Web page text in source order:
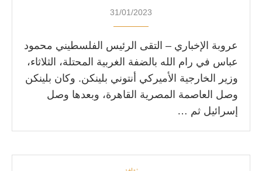
31/01/2023
عروبة الإخباري – التقى الرئيس الفلسطيني محمود
عباس في رام الله بالضفة الغربية المحتلة، الثلاثاء،
وزير الخارجية الأميركي أنتوني بلينكن. وكان بلينكن
وصل العاصمة المصرية القاهرة، وبعدها وصل
إسرائيل ثم …